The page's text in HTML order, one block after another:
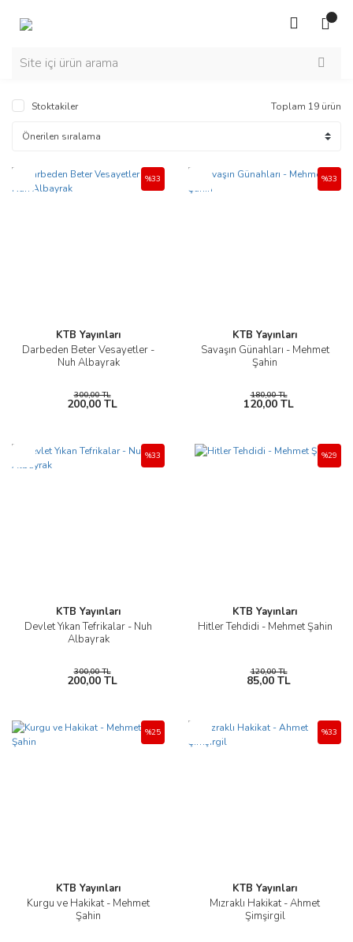
Stoktakiler Toplam 19 ürün
KTB Yayınları
Darbeden Beter Vesayetler -
Nuh Albayrak
%33
300,00 TL
200,00 TL
KTB Yayınları
Savaşın Günahları - Mehmet
Şahin
%33
180,00 TL
120,00 TL
KTB Yayınları
Devlet Yıkan Tefrikalar - Nuh
Albayrak
%33
300,00 TL
200,00 TL
KTB Yayınları
Hitler Tehdidi - Mehmet Şahin
%29
120,00 TL
85,00 TL
KTB Yayınları
Kurgu ve Hakikat - Mehmet
Şahin
%25
KTB Yayınları
Mızraklı Hakikat - Ahmet
Şimşirgil
%33